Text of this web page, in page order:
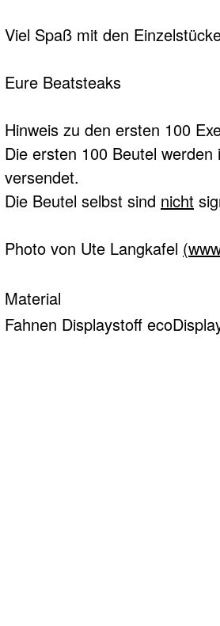
Viel Spaß mit den
Eure Beatsteaks
Hinweis zu den ersten 100
Die ersten 100 Beutel
versendet.
Die Beutel selbst sind nicht
Photo von Ute Langkafel
Material
Fahnen Displaystoff
Magnet Tour 2014